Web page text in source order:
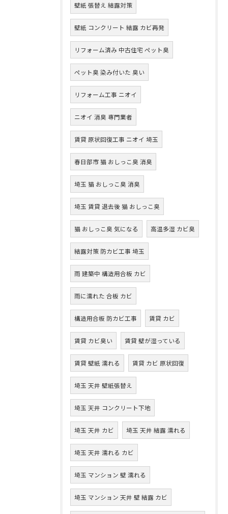
壁紙 張替え 結露対策
壁紙 コンクリート 結露 カビ再発
リフォーム済み 中古住宅 ペット臭
ペット臭 染み付いた 臭い
リフォーム工事 ニオイ
ニオイ 消臭 専門業者
賃貸 原状回復工事 ニオイ 埼玉
春日部市 猫 おしっこ臭 消臭
埼玉 猫 おしっこ臭 消臭
埼玉 賃貸 退去後 猫 おしっこ臭
猫 おしっこ臭 気になる 高温多湿 カビ臭
結露対策 防カビ工事 埼玉
雨 建築中 構造用合板 カビ
雨に濡れた 合板 カビ
構造用合板 防カビ工事 賃貸 カビ
賃貸 カビ臭い 賃貸 壁が湿っている
賃貸 壁紙 濡れる 賃貸 カビ 原状回復
埼玉 天井 壁紙張替え
埼玉 天井 コンクリート下地
埼玉 天井 カビ 埼玉 天井 結露 濡れる
埼玉 天井 濡れる カビ
埼玉 マンション 壁 濡れる
埼玉 マンション 天井 壁 結露 カビ